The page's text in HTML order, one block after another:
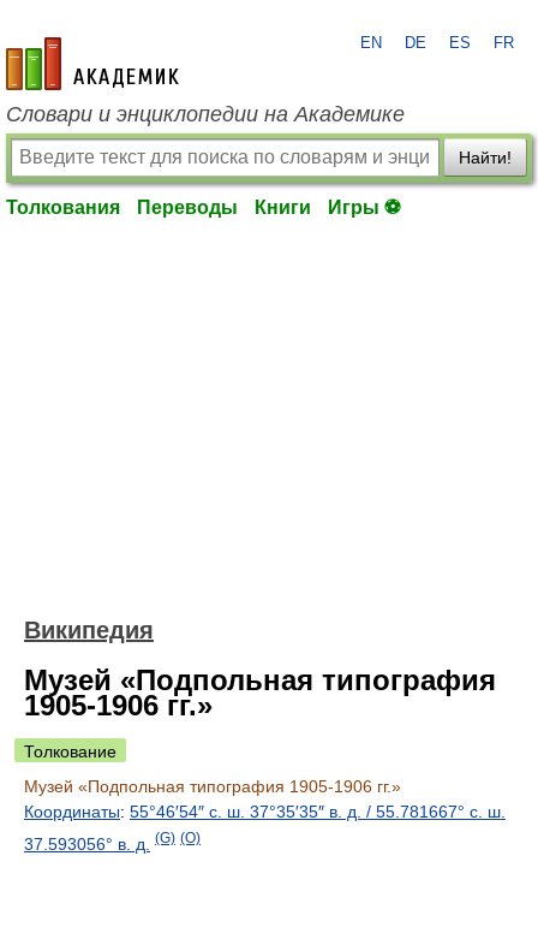
academic.ru
EN DE ES FR
Словари и энциклопедии на Академике
Найти!
Толкования Переводы Книги Игры ⚽
Википедия
Музей «Подпольная типография
1905-1906 гг.»
Толкование
Музей «Подпольная типография 1905-1906 гг.»
Координаты: 55°46′54″ с. ш. 37°35′35″ в. д. / 55.781667° с. ш.
37.593056° в. д.
(G) (O)